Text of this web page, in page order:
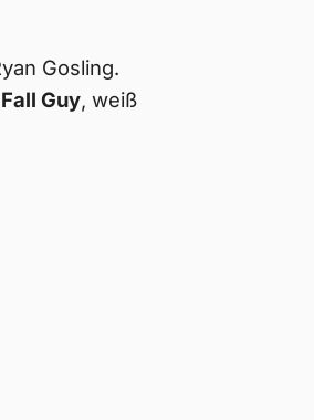
Gosling.
Guy, weiß